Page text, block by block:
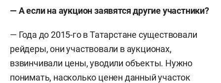
— А если на аукцион заявятся другие участники?
— Года до 2015-го в Татарстане существовали
рейдеры, они участвовали в аукционах,
взвинчивали цены, уводили объекты. Нужно
понимать, насколько ценен данный участок